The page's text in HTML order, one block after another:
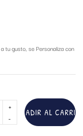
tu gusto, se Personaliza con
AÑADIR AL